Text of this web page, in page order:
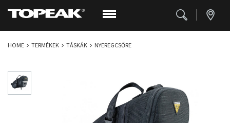
HOME TERMÉKEK TÁSKÁK NYEREGCSŐRE